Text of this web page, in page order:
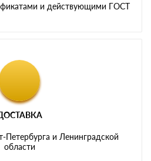
и действующими ГОСТ
Петербурга и Ленинградской
области